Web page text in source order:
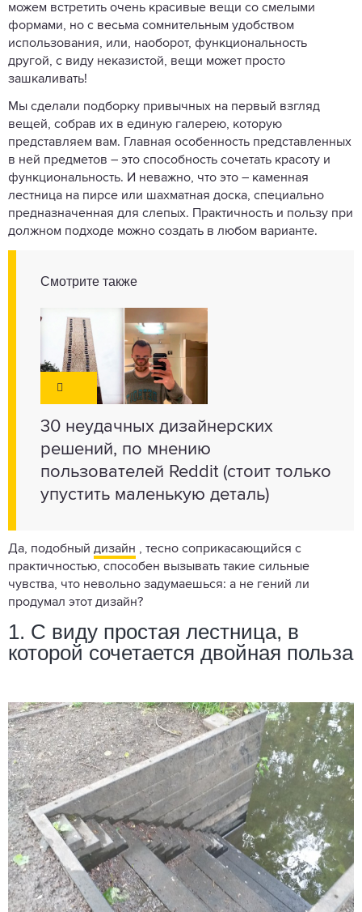
можем встретить очень красивые вещи со смелыми
формами, но с весьма сомнительным удобством
использования, или, наоборот, функциональность
другой, с виду неказистой, вещи может просто
зашкаливать!
Мы сделали подборку привычных на первый взгляд
вещей, собрав их в единую галерею, которую
представляем вам. Главная особенность представленных
в ней предметов – это способность сочетать красоту и
функциональность. И неважно, что это – каменная
лестница на пирсе или шахматная доска, специально
предназначенная для слепых. Практичность и пользу при
должном подходе можно создать в любом варианте.
Смотрите также
30 неудачных дизайнерских
решений, по мнению
пользователей Reddit (стоит только
упустить маленькую деталь)
Да, подобный дизайн , тесно соприкасающийся с
практичностью, способен вызывать такие сильные
чувства, что невольно задумаешься: а не гений ли
продумал этот дизайн?
1. С виду простая лестница, в
которой сочетается двойная польза